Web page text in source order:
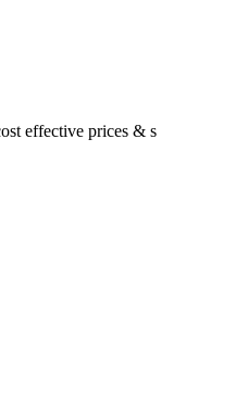
effective prices & s